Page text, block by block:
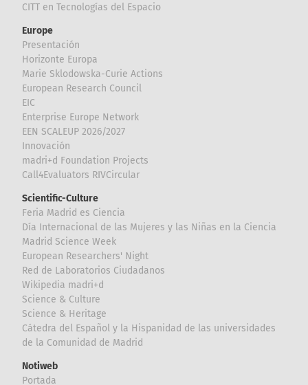
CITT en Tecnologías del Espacio
Europe
Presentación
Horizonte Europa
Marie Sklodowska-Curie Actions
European Research Council
EIC
Enterprise Europe Network
EEN SCALEUP 2026/2027
Innovación
madri+d Foundation Projects
Call4Evaluators RIVCircular
Scientific-Culture
Feria Madrid es Ciencia
Día Internacional de las Mujeres y las Niñas en la Ciencia
Madrid Science Week
European Researchers' Night
Red de Laboratorios Ciudadanos
Wikipedia madri+d
Science & Culture
Science & Heritage
Cátedra del Español y la Hispanidad de las universidades
de la Comunidad de Madrid
Notiweb
Portada